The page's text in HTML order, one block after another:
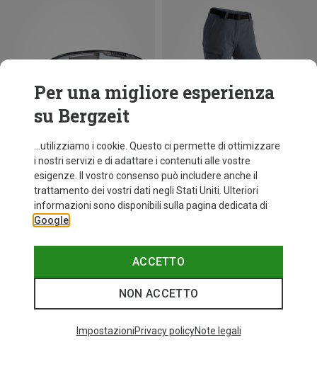
Risparmi 25% fino a 31%
Per una migliore esperienza
su Bergzeit
...utilizziamo i cookie. Questo ci permette di ottimizzare
i nostri servizi e di adattare i contenuti alle vostre
esigenze. Il vostro consenso può includere anche il
trattamento dei vostri dati negli Stati Uniti. Ulteriori
informazioni sono disponibili sulla pagina dedicata di
Google
ACCETTO
NON ACCETTO
ImpostazioniPrivacy policyNote legali